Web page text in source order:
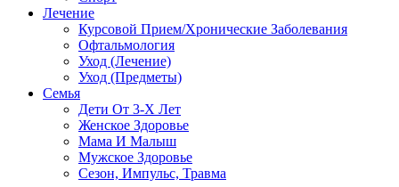
Лечение
Курсовой Прием/Хронические Заболевания
Офтальмология
Уход (Лечение)
Уход (Предметы)
Семья
Дети От 3-Х Лет
Женское Здоровье
Мама И Малыш
Мужское Здоровье
Сезон, Импульс, Травма